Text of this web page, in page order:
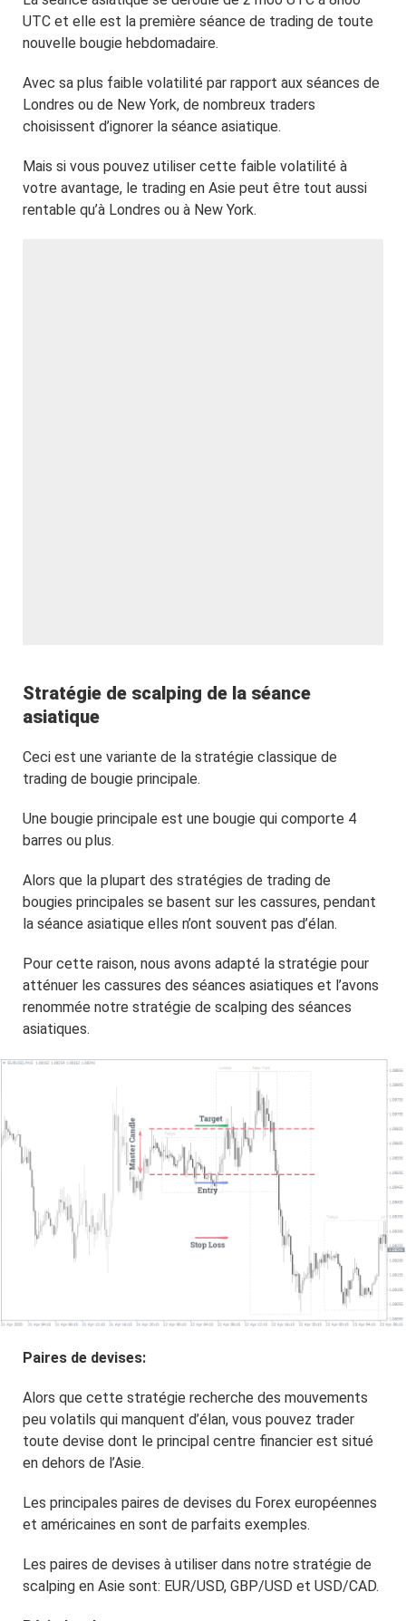
UTC et elle est la première séance de trading de toute
nouvelle bougie hebdomadaire.
Avec sa plus faible volatilité par rapport aux séances de
Londres ou de New York, de nombreux traders
choisissent d’ignorer la séance asiatique.
Mais si vous pouvez utiliser cette faible volatilité à
votre avantage, le trading en Asie peut être tout aussi
rentable qu’à Londres ou à New York.
Stratégie de scalping de la séance
asiatique
Ceci est une variante de la stratégie classique de
trading de bougie principale.
Une bougie principale est une bougie qui comporte 4
barres ou plus.
Alors que la plupart des stratégies de trading de
bougies principales se basent sur les cassures, pendant
la séance asiatique elles n’ont souvent pas d’élan.
Pour cette raison, nous avons adapté la stratégie pour
atténuer les cassures des séances asiatiques et l’avons
renommée notre stratégie de scalping des séances
asiatiques.
Paires de devises:
Alors que cette stratégie recherche des mouvements
peu volatils qui manquent d’élan, vous pouvez trader
toute devise dont le principal centre financier est situé
en dehors de l’Asie.
Les principales paires de devises du Forex européennes
et américaines en sont de parfaits exemples.
Les paires de devises à utiliser dans notre stratégie de
scalping en Asie sont: EUR/USD, GBP/USD et USD/CAD.